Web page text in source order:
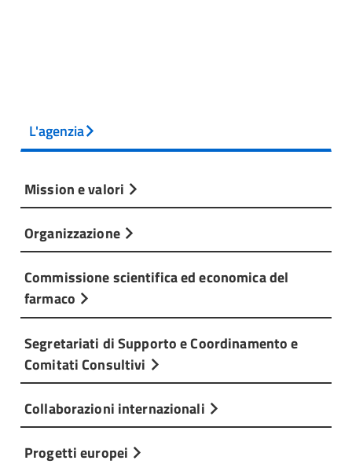
L'agenzia
Mission e valori
Organizzazione
Commissione scientifica ed economica del
farmaco
Segretariati di Supporto e Coordinamento e
Comitati Consultivi
Collaborazioni internazionali
Progetti europei